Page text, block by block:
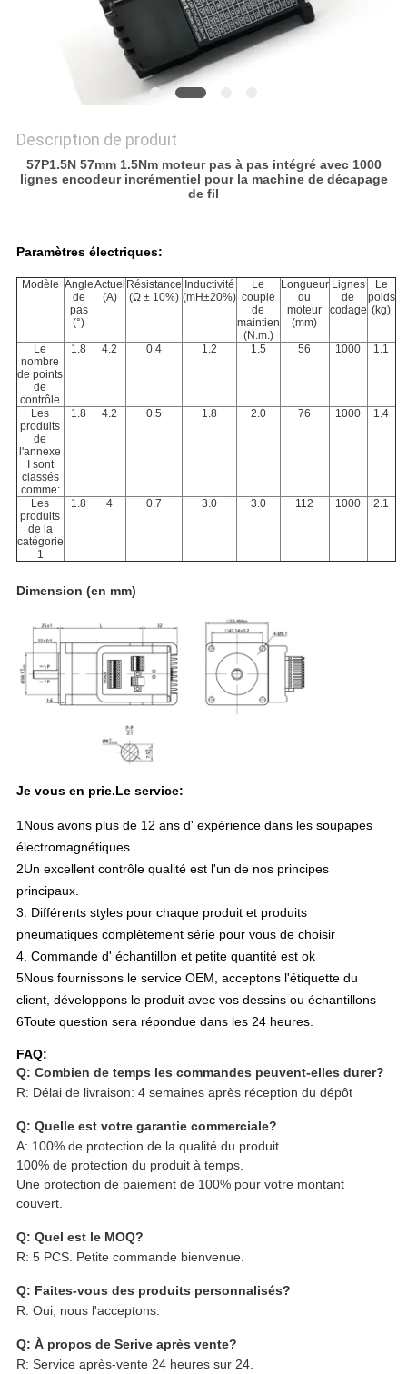
CONFIDENTIALITÉ
Description de produit
57P1.5N 57mm 1.5Nm moteur pas à pas intégré avec 1000
lignes encodeur incrémentiel pour la machine de décapage
de fil
Paramètres électriques:
Modèle Angle
de
pas
(°)
Actuel
(A)
Résistance
(Ω ± 10%)
Inductivité
(mH±20%)
Le
couple
de
maintien
(N.m.)
Longueur
du
moteur
(mm)
Lignes
de
codage
Le
poids
(kg)
Le
nombre
de points
de
contrôle
1.8 4.2 0.4 1.2 1.5 56 1000 1.1
Les
produits
de
l'annexe
I sont
classés
comme:
1.8 4.2 0.5 1.8 2.0 76 1000 1.4
Les
produits
de la
catégorie
1
1.8 4 0.7 3.0 3.0 112 1000 2.1
Dimension (en mm)
Je vous en prie.Le service:
1Nous avons plus de 12 ans d' expérience dans les soupapes
électromagnétiques
2Un excellent contrôle qualité est l'un de nos principes
principaux.
3. Différents styles pour chaque produit et produits
pneumatiques complètement série pour vous de choisir
4. Commande d' échantillon et petite quantité est ok
5Nous fournissons le service OEM, acceptons l'étiquette du
client, développons le produit avec vos dessins ou échantillons
6Toute question sera répondue dans les 24 heures.
FAQ:
Q: Combien de temps les commandes peuvent-elles durer?
R: Délai de livraison: 4 semaines après réception du dépôt
Q: Quelle est votre garantie commerciale?
A: 100% de protection de la qualité du produit.
100% de protection du produit à temps.
Une protection de paiement de 100% pour votre montant
couvert.
Q: Quel est le MOQ?
R: 5 PCS. Petite commande bienvenue.
Q: Faites-vous des produits personnalisés?
R: Oui, nous l'acceptons.
Q: À propos de Serive après vente?
R: Service après-vente 24 heures sur 24.